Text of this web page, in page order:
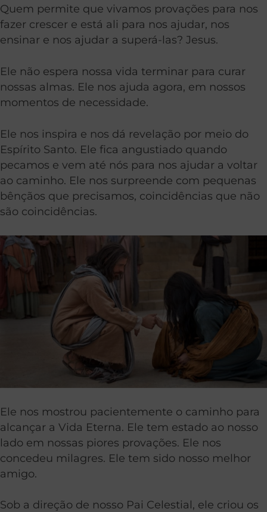
Quem permite que vivamos provações para nos
fazer crescer e está ali para nos ajudar, nos
ensinar e nos ajudar a superá-las? Jesus.
Ele não espera nossa vida terminar para curar
nossas almas. Ele nos ajuda agora, em nossos
momentos de necessidade.
Ele nos inspira e nos dá revelação por meio do
Espírito Santo. Ele fica angustiado quando
pecamos e vem até nós para nos ajudar a voltar
ao caminho. Ele nos surpreende com pequenas
bênçãos que precisamos, coincidências que não
são coincidências.
Ele nos mostrou pacientemente o caminho para
alcançar a Vida Eterna. Ele tem estado ao nosso
lado em nossas piores provações. Ele nos
concedeu milagres. Ele tem sido nosso melhor
amigo.
Sob a direção de nosso Pai Celestial, ele criou os